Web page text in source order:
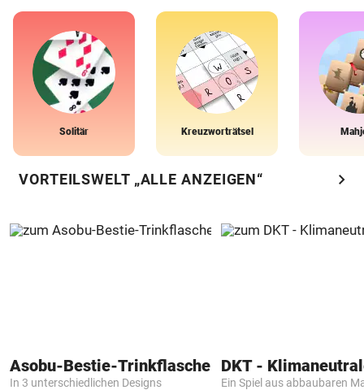
Solitär Kreuzworträtsel
VORTEILSWELT „ALLE ANZEIGEN“ chevron_right
Asobu-Bestie-Trinkflasche
In 3 unterschiedlichen Designs Ein Spiel aus abbaubaren